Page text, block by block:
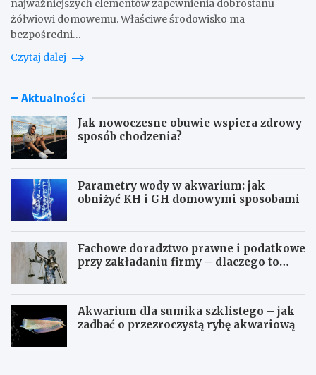
najważniejszych elementów zapewnienia dobrostanu
żółwiowi domowemu. Właściwe środowisko ma
bezpośredni…
Czytaj dalej
Aktualności
Jak nowoczesne obuwie wspiera zdrowy
sposób chodzenia?
Parametry wody w akwarium: jak
obniżyć KH i GH domowymi sposobami
Fachowe doradztwo prawne i podatkowe
przy zakładaniu firmy – dlaczego to
Akwarium dla sumika szklistego – jak
zadbać o przezroczystą rybę akwariową
J
P